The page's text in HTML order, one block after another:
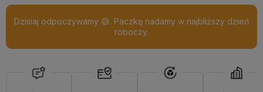
Dzisiaj odpoczywamy 😅. Paczkę nadamy w najbliższy dzień
roboczy.